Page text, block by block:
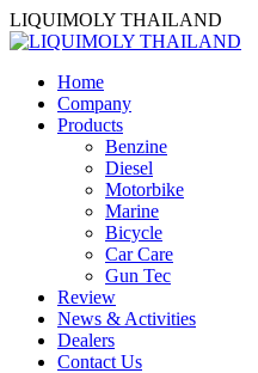
Skip
to
LIQUIMOLY THAILAND
Home
Company
Products
Benzine
Diesel
Motorbike
Marine
Bicycle
Car Care
Gun Tec
Review
News & Activities
Dealers
Contact Us